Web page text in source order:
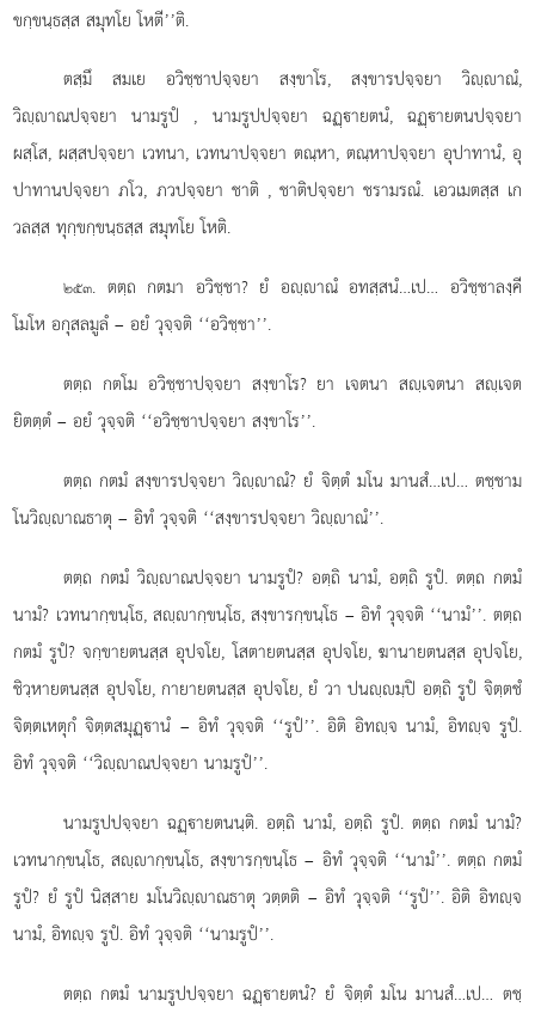
ขกฺขนฺธสฺส สมุทโย โหตี’’ติ.
ตสฺมึ สมเย อวิชฺชาปจฺจยา สงฺขาโร, สงฺขารปจฺจยา วิฺาณํ,
วิฺาณปจฺจยา นามรูปํ, นามรูปปจฺจยา ฉฏฺายตนํ, ฉฏฺายตนปจฺจยา
ผสฺโส, ผสฺสปจฺจยา เวทนา, เวทนาปจฺจยา ตณฺหา, ตณฺหาปจฺจยา อุปาทานํ, อุ
ปาทานปจฺจยา ภโว, ภวปจฺจยา ชาติ , ชาติปจฺจยา ชรามรณํ. เอวเมตสฺส เก
วลสฺส ทุกฺขกฺขนฺธสฺส สมุทโย โหติ.
๒๕๓. ตตฺถ กตมา อวิชฺชา? ยํ อฺาณํ อทสฺสนํ…เป… อวิชฺชาลงฺคี
โมโห อกุสลมูลํ – อยํ วุจฺจติ ‘‘อวิชฺชา’’.
ตตฺถ กตโม อวิชฺชาปจฺจยา สงฺขาโร? ยา เจตนา สฺเจตนา สฺเจต
ยิตตฺตํ – อยํ วุจฺจติ ‘‘อวิชฺชาปจฺจยา สงฺขาโร’’.
ตตฺถ กตมํ สงฺขารปจฺจยา วิฺาณํ? ยํ จิตฺตํ มโน มานสํ…เป… ตชฺชาม
โนวิฺาณธาตุ – อิทํ วุจฺจติ ‘‘สงฺขารปจฺจยา วิฺาณํ’’.
ตตฺถ กตมํ วิฺาณปจฺจยา นามรูปํ? อตฺถิ นามํ, อตฺถิ รูปํ. ตตฺถ กตมํ
นามํ? เวทนากฺขนฺโธ, สฺากฺขนฺโธ, สงฺขารกฺขนฺโธ – อิทํ วุจฺจติ ‘‘นามํ’’. ตตฺถ
กตมํ รูปํ? จกฺขายตนสฺส อุปจโย, โสตายตนสฺส อุปจโย, ฆานายตนสฺส อุปจโย,
ชิวฺหายตนสฺส อุปจโย, กายายตนสฺส อุปจโย, ยํ วา ปนฺมฺปิ อตฺถิ รูปํ จิตฺตชํ
จิตฺตเหตุกํ จิตฺตสมุฏฺานํ – อิทํ วุจฺจติ ‘‘รูปํ’’. อิติ อิทฺจ นามํ, อิทฺจ รูปํ.
อิทํ วุจฺจติ ‘‘วิฺาณปจฺจยา นามรูปํ’’.
นามรูปปจฺจยา ฉฏฺายตนนฺติ. อตฺถิ นามํ, อตฺถิ รูปํ. ตตฺถ กตมํ นามํ?
เวทนากฺขนฺโธ, สฺากฺขนฺโธ, สงฺขารกฺขนฺโธ – อิทํ วุจฺจติ ‘‘นามํ’’. ตตฺถ กตมํ
รูปํ? ยํ รูปํ นิสฺสาย มโนวิฺาณธาตุ วตฺตติ – อิทํ วุจฺจติ ‘‘รูปํ’’. อิติ อิทฺจ
นามํ, อิทฺจ รูปํ. อิทํ วุจฺจติ ‘‘นามรูปํ’’.
ตตฺถ กตมํ นามรูปปจฺจยา ฉฏฺายตนํ? ยํ จิตฺตํ มโน มานสํ…เป… ตชฺ